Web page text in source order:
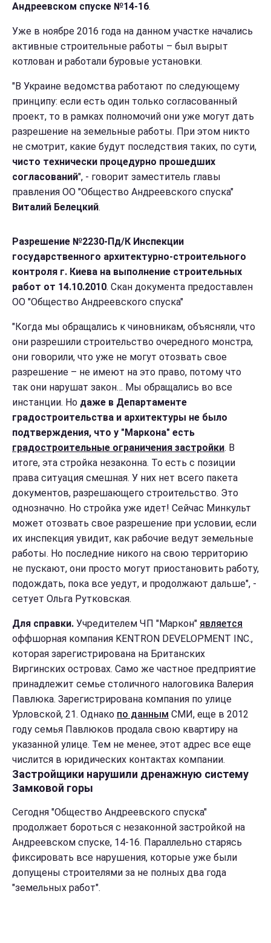
Андреевском спуске №14-16.
Уже в ноябре 2016 года на данном участке начались
активные строительные работы – был вырыт
котлован и работали буровые установки.
"В Украине ведомства работают по следующему
принципу: если есть один только согласованный
проект, то в рамках полномочий они уже могут дать
разрешение на земельные работы. При этом никто
не смотрит, какие будут последствия таких, по сути,
чисто технически процедурно прошедших
согласований", - говорит заместитель главы
правления ОО "Общество Андреевского спуска"
Виталий Белецкий.
Разрешение №2230-Пд/К Инспекции
государственного архитектурно-строительного
контроля г. Киева на выполнение строительных
работ от 14.10.2010. Скан документа предоставлен
ОО "Общество Андреевского спуска"
"Когда мы обращались к чиновникам, объясняли, что
они разрешили строительство очередного монстра,
они говорили, что уже не могут отозвать свое
разрешение – не имеют на это право, потому что
так они нарушат закон… Мы обращались во все
инстанции. Но даже в Департаменте
градостроительства и архитектуры не было
подтверждения, что у "Маркона" есть
градостроительные ограничения застройки. В
итоге, эта стройка незаконна. То есть с позиции
права ситуация смешная. У них нет всего пакета
документов, разрешающего строительство. Это
однозначно. Но стройка уже идет! Сейчас Минкульт
может отозвать свое разрешение при условии, если
их инспекция увидит, как рабочие ведут земельные
работы. Но последние никого на свою территорию
не пускают, они просто могут приостановить работу,
подождать, пока все уедут, и продолжают дальше", -
сетует Ольга Рутковская.
Для справки. Учредителем ЧП "Маркон" является
оффшорная компания KENTRON DEVELOPMENT INC.,
которая зарегистрирована на Британских
Виргинских островах. Само же частное предприятие
принадлежит семье столичного налоговика Валерия
Павлюка. Зарегистрирована компания по улице
Урловской, 21. Однако по данным СМИ, еще в 2012
году семья Павлюков продала свою квартиру на
указанной улице. Тем не менее, этот адрес все еще
числится в юридических контактах компании.
Застройщики нарушили дренажную систему
Замковой горы
Сегодня "Общество Андреевского спуска"
продолжает бороться с незаконной застройкой на
Андреевском спуске, 14-16. Параллельно старясь
фиксировать все нарушения, которые уже были
допущены строителями за не полных два года
"земельных работ".